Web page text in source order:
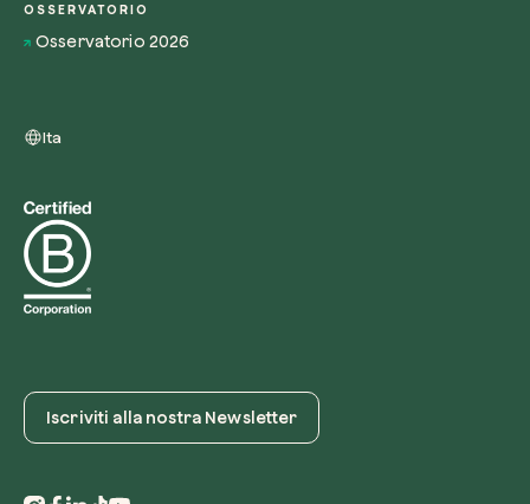
OSSERVATORIO
Osservatorio 2026
Ita
Iscriviti alla nostra Newsletter